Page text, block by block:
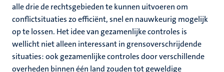
alle drie de rechtsgebieden te kunnen uitvoeren om
conflictsituaties zo efficiënt, snel en nauwkeurig mogelijk
op te lossen. Het idee van gezamenlijke controles is
wellicht niet alleen interessant in grensoverschrijdende
situaties: ook gezamenlijke controles door verschillende
overheden binnen één land zouden tot geweldige